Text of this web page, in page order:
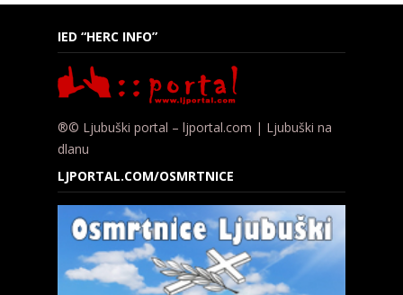
IED “HERC INFO”
®© Ljubuški portal – ljportal.com | Ljubuški na
dlanu
LJPORTAL.COM/OSMRTNICE